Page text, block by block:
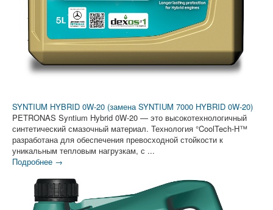
SYNTIUM HYBRID 0W-20 (замена SYNTIUM 7000 HYBRID 0W-20)
PETRONAS Syntium Hybrid 0W-20 — это высокотехнологичный
синтетический смазочный материал. Технология °CoolTech-H™
разработана для обеспечения превосходной стойкости к
уникальным тепловым нагрузкам, с ...
Подробнее →